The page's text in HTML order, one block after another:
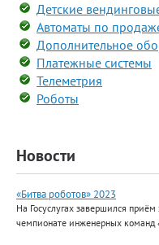
Детские
Автоматы по
Дополнительное
Платежные системы
Телеметрия
Роботы
Новости
«Битва роботов» 2023
На Госуслугах завершился
чемпионате инженерных команд